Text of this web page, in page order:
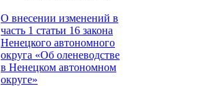
О внесении изменений в
часть 1 статьи 16 закона
Ненецкого автономного
округа «Об оленеводстве
в Ненецком автономном
округе»